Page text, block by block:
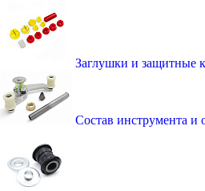
Заглушки и защитные
Состав инструмента и